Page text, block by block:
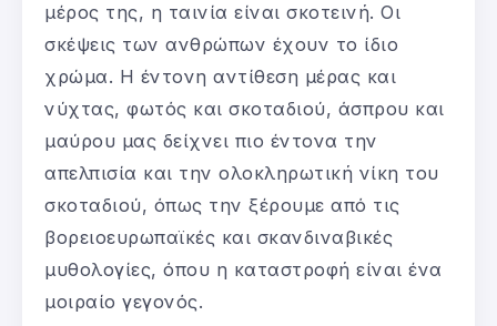
μέρος της, η ταινία είναι σκοτεινή. Οι
σκέψεις των ανθρώπων έχουν το ίδιο
χρώμα. Η έντονη αντίθεση μέρας και
νύχτας, φωτός και σκοταδιού, άσπρου και
μαύρου μας δείχνει πιο έντονα την
απελπισία και την ολοκληρωτική νίκη του
σκοταδιού, όπως την ξέρουμε από τις
βορειοευρωπαϊκές και σκανδιναβικές
μυθολογίες, όπου η καταστροφή είναι ένα
μοιραίο γεγονός.